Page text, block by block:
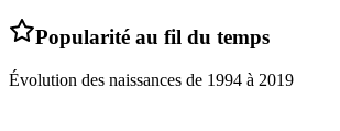
Popularité au fil du temps
Évolution des naissances de 1994 à 2019